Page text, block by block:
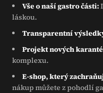
Vše o naší gastro části:
láskou.
Transparentní
Projekt nových
komplexu.
E-shop, který
nákup můžete z pohodlí